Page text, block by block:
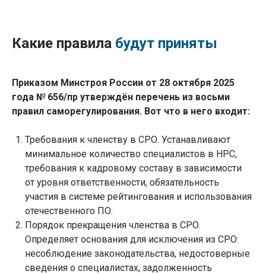
Какие правила будут приняты
Приказом Минстроя России от 28 октября 2025
года № 656/пр утверждён перечень из восьми
правил саморегулирования. Вот что в него входит:
Требования к членству в СРО. Устанавливают
минимальное количество специалистов в НРС,
требования к кадровому составу в зависимости
от уровня ответственности, обязательность
участия в системе рейтингования и использования
отечественного ПО.
Порядок прекращения членства в СРО.
Определяет основания для исключения из СРО:
несоблюдение законодательства, недостоверные
сведения о специалистах, задолженность